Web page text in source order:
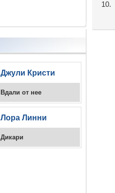
Джули Кристи
Вдали от нее
Лора Линни
Дикари
10.